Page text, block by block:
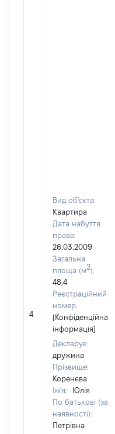
4
Вид об'єкта:
Квартира
Дата набуття
права:
26.03.2009
Загальна
площа (м2):
48,4
Реєстраційний
номер:
[Конфіденційна
інформація]
Декларує:
дружина
Прізвище:
Коренєва
Ім'я:
Юлія
По батькові (за
наявності):
Петрівна